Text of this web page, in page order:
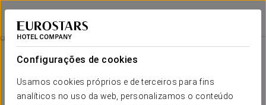
Configurações de cookies
Usamos cookies próprios e de terceiros para fins
analíticos no uso da web, personalizamos o conteúdo
Exe Getafe
MADRID - GETAFE
Quartos
Quartos
O conforto e descanso que necessita